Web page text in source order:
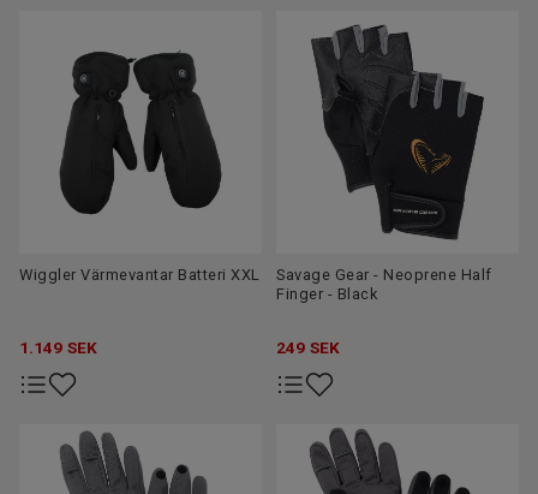
Wiggler Värmevantar Batteri XXL
1.149 SEK
Savage Gear - Neoprene Half
Finger - Black
249 SEK